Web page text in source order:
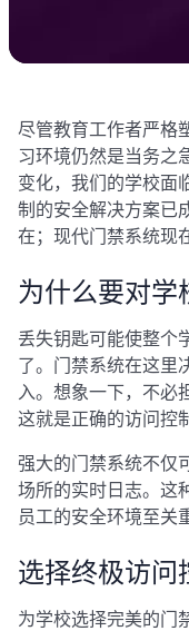
尽管教育工作者严格
习环境仍然是当务之
变化，我们的学校面
制的安全解决方案已
在；现代门禁系统现
为什么要对学
丢失钥匙可能使整个
了。门禁系统在这里
入。想象一下，不必
这就是正确的访问控
强大的门禁系统不仅
场所的实时日志。这
员工的安全环境至关
选择终极访问
为学校选择完美的门